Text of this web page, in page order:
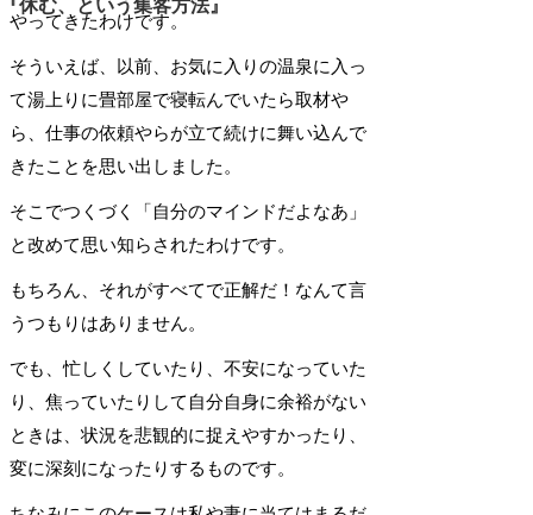
『休む、という集客方法』
やってきたわけです。
そういえば、以前、お気に入りの温泉に入っ
て湯上りに畳部屋で寝転んでいたら取材や
ら、仕事の依頼やらが立て続けに舞い込んで
きたことを思い出しました。
そこでつくづく「自分のマインドだよなあ」
と改めて思い知らされたわけです。
もちろん、それがすべてで正解だ！なんて言
うつもりはありません。
でも、忙しくしていたり、不安になっていた
り、焦っていたりして自分自身に余裕がない
ときは、状況を悲観的に捉えやすかったり、
変に深刻になったりするものです。